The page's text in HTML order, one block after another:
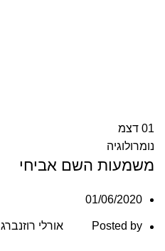
01 דצמ
נומרולוגיה
משמעות השם אביחי
01/06/2020
Posted by אורלי רוזנברג